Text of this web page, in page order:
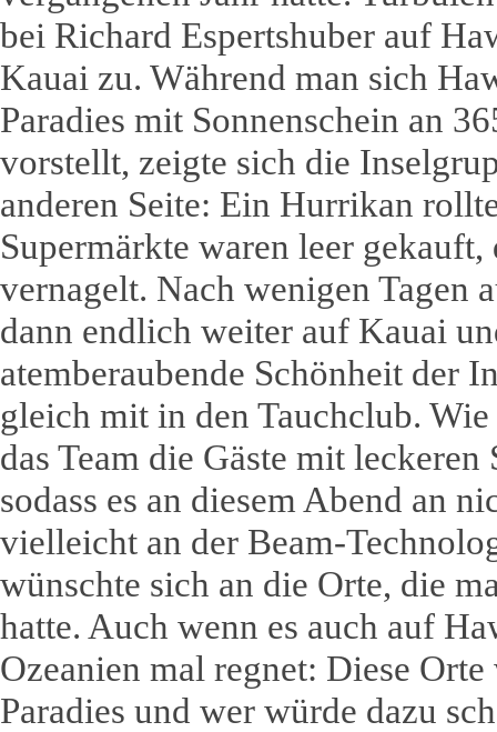
bei Richard Espertshuber auf
Kauai zu. Während man sich
Paradies mit Sonnenschein an
vorstellt, zeigte sich die
anderen Seite: Ein Hurrikan
Supermärkte waren leer gekauft,
vernagelt. Nach wenigen Tagen
dann endlich weiter auf Kauai
atemberaubende Schönheit der
gleich mit in den Tauchclub.
das Team die Gäste mit
sodass es an diesem Abend an
vielleicht an der Beam-
wünschte sich an die Orte, die
hatte. Auch wenn es auch auf
Ozeanien mal regnet: Diese
Paradies und wer würde dazu